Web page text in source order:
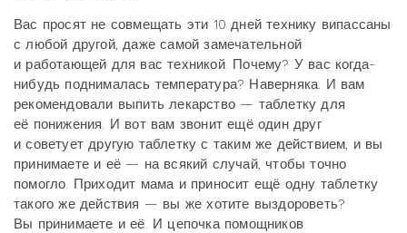
Вас просят не совмещать эти 10 дней технику випассаны
с любой другой, даже самой замечательной
и работающей для вас техникой. Почему? У вас когда-
нибудь поднималась температура? Наверняка. И вам
рекомендовали выпить лекарство — таблетку для
её понижения. И вот вам звонит ещё один друг
и советует другую таблетку с таким же действием, и вы
принимаете и её — на всякий случай, чтобы точно
помогло. Приходит мама и приносит ещё одну таблетку
такого же действия — вы же хотите выздороветь?
Вы принимаете и её. И цепочка помощников